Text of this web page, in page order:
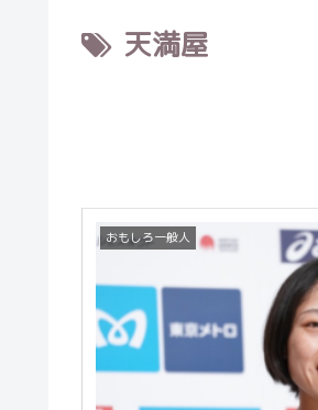
天満屋
おもしろ一般人